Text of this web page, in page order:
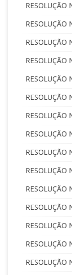
RESOLUÇÃO
RESOLUÇÃO
RESOLUÇÃO
RESOLUÇÃO
RESOLUÇÃO
RESOLUÇÃO
RESOLUÇÃO
RESOLUÇÃO
RESOLUÇÃO
RESOLUÇÃO
RESOLUÇÃO
RESOLUÇÃO
RESOLUÇÃO
RESOLUÇÃO
RESOLUÇÃO